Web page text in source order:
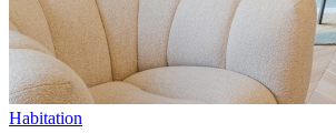
Habitation